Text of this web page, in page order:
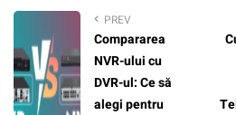
PREV
Compararea
NVR-ului cu
DVR-ul: Ce să
alegi pentru